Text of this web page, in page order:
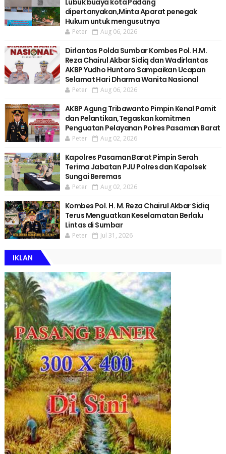
dipertanyakan,Minta Aparat penegak
Hukum untuk mengusutnya
Peter Aug 06, 2026
Dirlantas Polda Sumbar Kombes Pol. H.M.
Reza Chairul Akbar Sidiq dan Wadirlantas
AKBP Yudho Huntoro Sampaikan Ucapan
Selamat Hari Dharma Wanita Nasional
Peter Aug 06, 2026
AKBP Agung Tribawanto Pimpin Kenal Pamit
dan Pelantikan,Tegaskan komitmen
Penguatan Pelayanan Polres Pasaman Barat
Peter Aug 02, 2026
Kapolres Pasaman Barat Pimpin Serah
Terima Jabatan PJU Polres dan Kapolsek
Sungai Beremas
Peter Aug 02, 2026
Kombes Pol. H. M. Reza Chairul Akbar Sidiq
Terus Menguatkan Keselamatan Berlalu
Lintas di Sumbar
Peter Jul 31, 2026
IKLAN